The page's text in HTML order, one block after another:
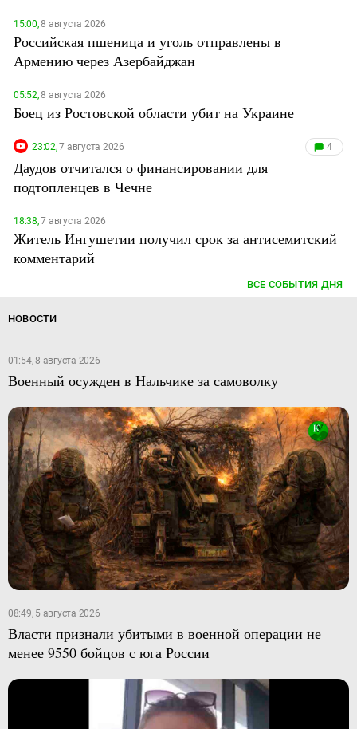
15:00,8 августа 2026
Российская пшеница и уголь отправлены в
Армению через Азербайджан
05:52,8 августа 2026
Боец из Ростовской области убит на Украине
23:02,7 августа 2026 4
Даудов отчитался о финансировании для
подтопленцев в Чечне
18:38,7 августа 2026
Житель Ингушетии получил срок за антисемитский
комментарий
ВСЕ СОБЫТИЯ ДНЯ
НОВОСТИ
01:54, 8 августа 2026
Военный осужден в Нальчике за самоволку
08:49, 5 августа 2026
Власти признали убитыми в военной операции не
менее 9550 бойцов с юга России